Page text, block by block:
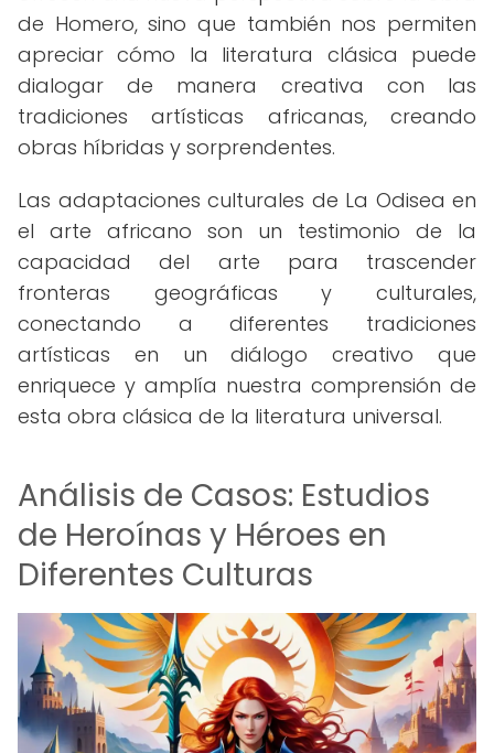
de Homero, sino que también nos permiten
apreciar cómo la literatura clásica puede
dialogar de manera creativa con las
tradiciones artísticas africanas, creando
obras híbridas y sorprendentes.
Las adaptaciones culturales de La Odisea en
el arte africano son un testimonio de la
capacidad del arte para trascender
fronteras geográficas y culturales,
conectando a diferentes tradiciones
artísticas en un diálogo creativo que
enriquece y amplía nuestra comprensión de
esta obra clásica de la literatura universal.
Análisis de Casos: Estudios
de Heroínas y Héroes en
Diferentes Culturas